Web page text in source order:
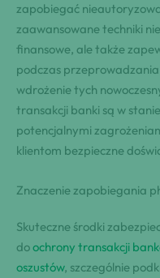
zapobiegać
zaawansowane techniki
finansowe, ale także
podczas
wdrożenie tych
transakcji banki są w
potencjalnymi
klientom bezpieczne
Znaczenie zapobiegania
Skuteczne środki
doochrony transakcji
oszustów, szczególnie